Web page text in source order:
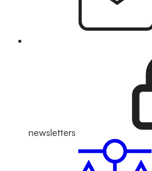
newsletters